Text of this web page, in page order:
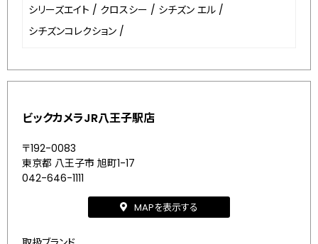
シリーズエイト / クロスシー / シチズン エル /
シチズンコレクション /
ビックカメラJR八王子駅店
〒192-0083
東京都 八王子市 旭町1-17
042-646-1111
MAPを表示する